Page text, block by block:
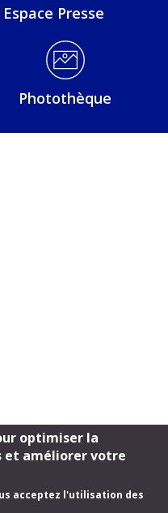
Espace Presse
Photothèque
optimiser la
et améliorer votre
acceptez l'utilisation des